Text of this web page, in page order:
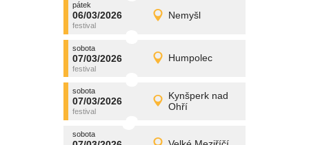
pátek
06/03/2026 Nemyšl
pátek
06/03/2026 Detail
promítání
sobota
07/03/2026 Humpolec
sobota
07/03/2026 Detail
promítání
sobota
07/03/2026
Kynšperk nad
Ohří
sobota
07/03/2026 Detail
promítání
sobota promítání